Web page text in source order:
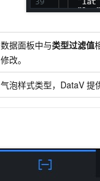
数据面板中与类型过滤值
修改。
气泡样式类型，DataV 提